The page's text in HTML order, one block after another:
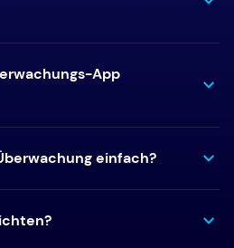
App
einfach?